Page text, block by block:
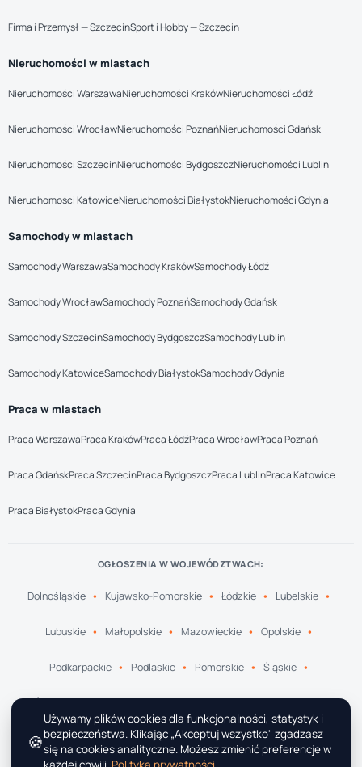
Firma i Przemysł — SzczecinSport i Hobby — Szczecin
Nieruchomości w miastach
Nieruchomości WarszawaNieruchomości KrakówNieruchomości Łódź
Nieruchomości WrocławNieruchomości PoznańNieruchomości Gdańsk
Nieruchomości SzczecinNieruchomości BydgoszczNieruchomości Lublin
Nieruchomości KatowiceNieruchomości BiałystokNieruchomości Gdynia
Samochody w miastach
Samochody WarszawaSamochody KrakówSamochody Łódź
Samochody WrocławSamochody PoznańSamochody Gdańsk
Samochody SzczecinSamochody BydgoszczSamochody Lublin
Samochody KatowiceSamochody BiałystokSamochody Gdynia
Praca w miastach
Praca WarszawaPraca KrakówPraca ŁódźPraca WrocławPraca Poznań
Praca GdańskPraca SzczecinPraca BydgoszczPraca LublinPraca Katowice
Praca BiałystokPraca Gdynia
OGŁOSZENIA W WOJEWÓDZTWACH:
Dolnośląskie Kujawsko-Pomorskie Łódzkie Lubelskie
Lubuskie Małopolskie Mazowieckie Opolskie
Podkarpackie Podlaskie Pomorskie Śląskie
Świętokrzyskie Warmińsko-Mazurskie Wielkopolskie
Zachodniopomorskie
🍪
Używamy plików cookies dla funkcjonalności, statystyk i
bezpieczeństwa. Klikając „Akceptuj wszystko" zgadzasz
się na cookies analityczne. Możesz zmienić preferencje w